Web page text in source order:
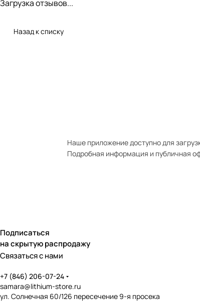
Загрузка отзывов...
Назад к списку
Наше приложение доступно для
Подробная информация и публичная
Подписаться
на скрытую распродажу
Связаться с нами
+7 (846) 206-07-24
samara@lithium-store.ru
ул. Солнечная 60/126 пересечение 9-я просека